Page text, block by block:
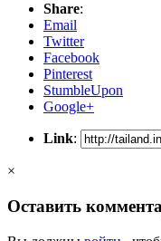
Share:
Email
Twitter
Facebook
Pinterest
StumbleUpon
Google+
Link:
×
Оставить